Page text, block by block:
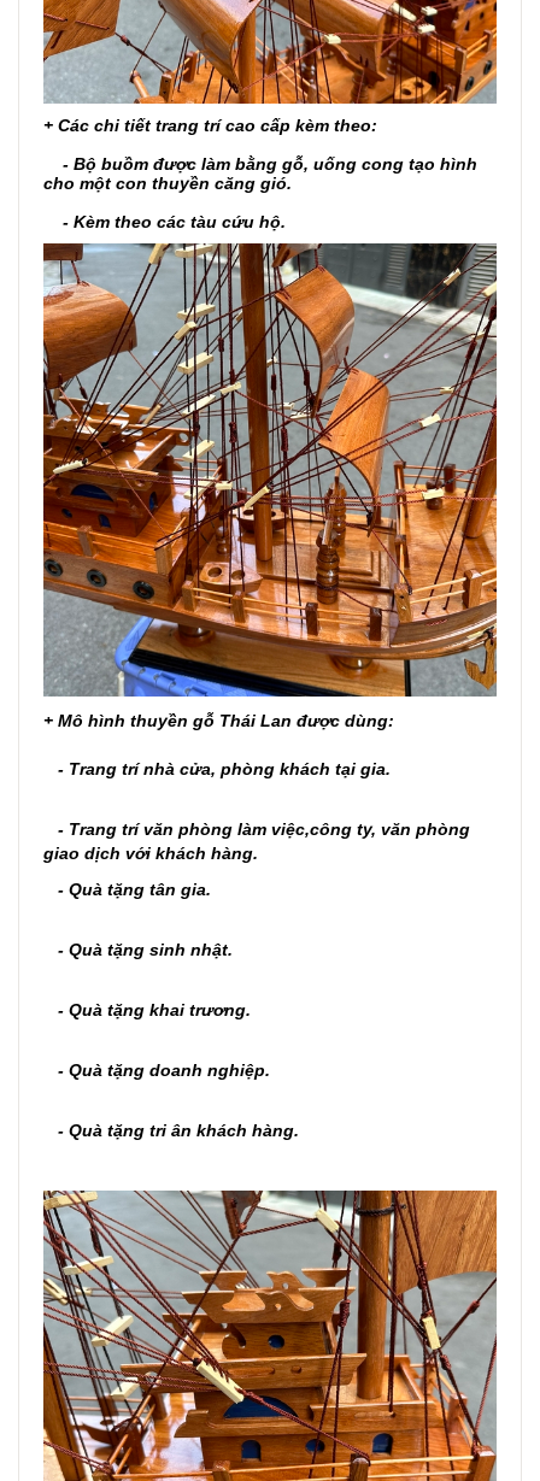
+ Các chi tiết trang trí cao cấp kèm theo:
- Bộ buồm được làm bằng gỗ, uống cong tạo hình
cho một con thuyền căng gió.
- Kèm theo các tàu cứu hộ.
+ Mô hình thuyền gỗ Thái Lan được dùng:
- Trang trí nhà cửa, phòng khách tại gia.
- Trang trí văn phòng làm việc,công ty, văn phòng
giao dịch với khách hàng.
- Quà tặng tân gia.
- Quà tặng sinh nhật.
- Quà tặng khai trương.
- Quà tặng doanh nghiệp.
- Quà tặng tri ân khách hàng.